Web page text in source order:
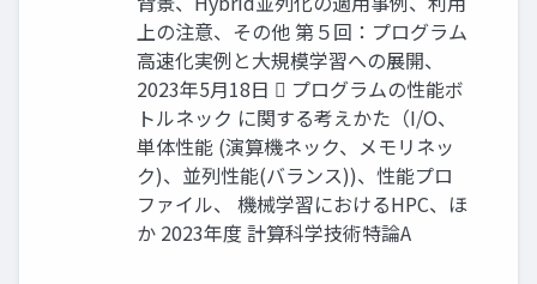
上の注意、その他 第５回：プログラム
高速化実例と大規模学習への展開、
2023年5月18日  プログラムの性能ボ
トルネック に関する考えかた（I/O、
単体性能 (演算機ネック、メモリネッ
ク)、並列性能(バランス))、性能プロ
ファイル、 機械学習におけるHPC、ほ
か 2023年度 計算科学技術特論A